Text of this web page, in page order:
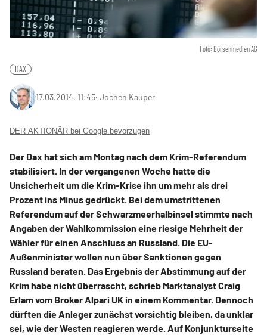
Foto: Börsenmedien AG
DAX
17.03.2014, 11:45‧ Jochen Kauper
DER AKTIONÄR bei Google bevorzugen
Der Dax hat sich am Montag nach dem Krim-Referendum
stabilisiert. In der vergangenen Woche hatte die
Unsicherheit um die Krim-Krise ihn um mehr als drei
Prozent ins Minus gedrückt. Bei dem umstrittenen
Referendum auf der Schwarzmeerhalbinsel stimmte nach
Angaben der Wahlkommission eine riesige Mehrheit der
Wähler für einen Anschluss an Russland. Die EU-
Außenminister wollen nun über Sanktionen gegen
Russland beraten. Das Ergebnis der Abstimmung auf der
Krim habe nicht überrascht, schrieb Marktanalyst Craig
Erlam vom Broker Alpari UK in einem Kommentar. Dennoch
dürften die Anleger zunächst vorsichtig bleiben, da unklar
sei, wie der Westen reagieren werde. Auf Konjunkturseite